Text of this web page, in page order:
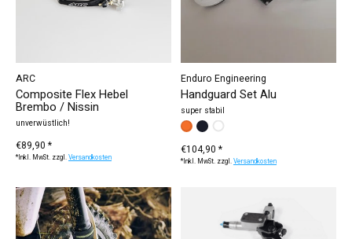
ARC
Composite Flex Hebel
Brembo / Nissin
unverwüstlich!
€89,90 *
*Inkl. MwSt. zzgl.Versandkosten
Enduro Engineering
Handguard Set Alu
super stabil
Lenker:*— Standard
Standard
Renthal Twin Wall
Husqvarna / Sherco /
€104,90 *
*Inkl. MwSt. zzgl.Versandkosten